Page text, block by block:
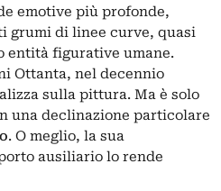
emotive più profonde,
grumi di linee curve, quasi
entità figurative umane.
Ottanta, nel decennio
sulla pittura. Ma è solo
una declinazione particolare
. O meglio, la sua
ausiliario lo rende